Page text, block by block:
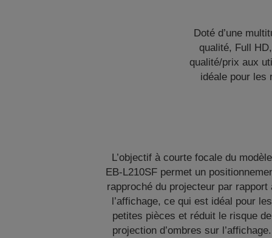
Doté d’une
qualité, Full
qualité/prix aux
idéale pour les
L’objectif à courte focale du modèle
EB-L210SF permet un
rapproché du projecteur par rapport
l’affichage, ce qui est idéal pour les
petites pièces et réduit le risque de
projection d’ombres sur l’affichage.